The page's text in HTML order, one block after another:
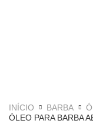
INÍCIO BARBA
ÓLEO PARA BARBA